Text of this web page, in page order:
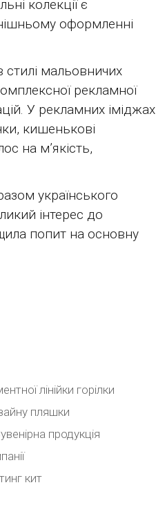
колекції є
оформленні
мальовничих
рекламної
У рекламних іміджах
кишенькові
на м’якість,
українського
інтерес до
попит на основну
лінійки горілки
пляшки
продукція
кит